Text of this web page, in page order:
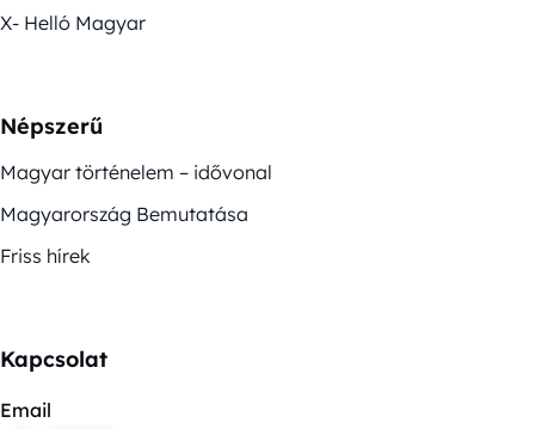
X- Helló Magyar
Népszerű
Magyar történelem – idővonal
Magyarország Bemutatása
Friss hírek
Kapcsolat
Email